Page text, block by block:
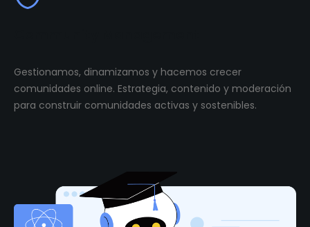
Gestionamos, dinamizamos y hacemos crecer
comunidades online. Estrategia, contenido y moderación
para construir comunidades activas y sostenibles.